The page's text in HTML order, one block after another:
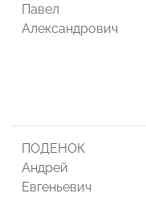
Павел
Александрович
ПОДЕНОК
Андрей
Евгеньевич